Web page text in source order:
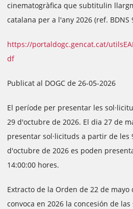
cinematogràfica que subtitulin
catalana per a l'any 2026 (ref. BDNS
https://portaldogc.gencat.cat/
df
Publicat al DOGC de 26-05-2026
El període per presentar les
29 d'octubre de 2026. El dia 27 de
presentar sol·licituds a partir de les
d'octubre de 2026 es poden
14:00:00 hores.
Extracto de la Orden de 22 de mayo
convoca en 2026 la concesión de